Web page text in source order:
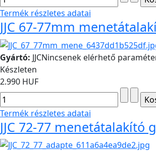
Termék részletes adatai
JJC 67-77mm
Gyártó: JJCNincsenek elérhető
Készleten
2.990 HUF
Termék részletes adatai
JJC 72-77 menetátalakító